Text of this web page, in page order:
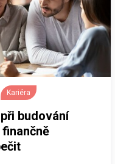
Kariéra
budování